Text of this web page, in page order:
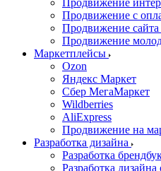
Продвижение
Продвижение с
Продвижение
Продвижение
Маркетплейсы
Ozon
Яндекс Маркет
Сбер МегаМаркет
Wildberries
AliExpress
Продвижение на
Разработка дизайна
Разработка
Разработка дизайна